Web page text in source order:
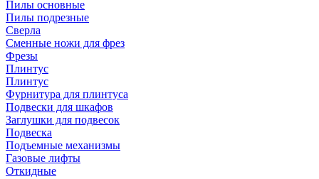
Пилы основные
Пилы подрезные
Сверла
Сменные ножи для фрез
Фрезы
Плинтус
Плинтус
Фурнитура для плинтуса
Подвески для шкафов
Заглушки для подвесок
Подвеска
Подъемные механизмы
Газовые лифты
Откидные